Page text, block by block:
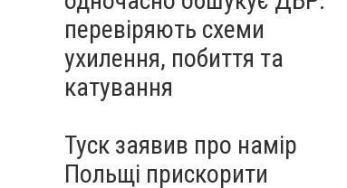
перевіряють схеми
ухилення, побиття та
катування
Туск заявив про намір
Польщі прискорити